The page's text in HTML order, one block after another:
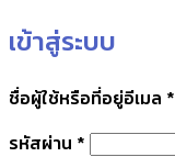
เข้าสู่ระบบ
ชื่อผู้ใช้หรือที่อยู่อีเมล *
รหัสผ่าน * ต้องการ